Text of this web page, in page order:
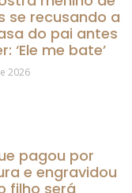
se recusando a
do pai antes
‘Ele me bate’
2026
pagou por
e engravidou
filho será